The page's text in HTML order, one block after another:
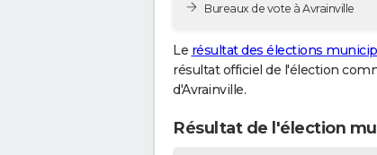
Bureaux de vote à Avrainville
Le résultat des élections
résultat officiel de l'élection
d'Avrainville.
Résultat de l'élection